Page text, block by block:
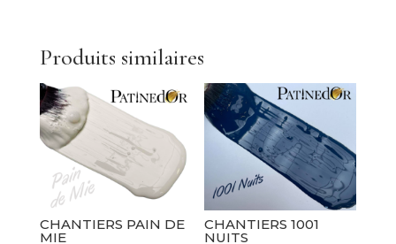
Produits similaires
CHANTIERS PAIN DE
MIE
CHANTIERS 1001
NUITS